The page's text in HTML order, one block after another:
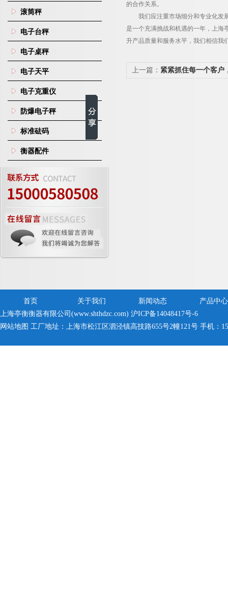
滚筒秤
电子台秤
电子桌秤
电子天平
电子克重仪
防爆电子秤
标准砝码
衡器配件
的合作关系。
我们应注重市场细分和专业化发
是一个充满挑战和机遇的一年，上海
升产品质量和服务水平，我们相信我
上一篇： 紧紧抓住每一个客户
首页 关于我们 新闻动态
产品中心
上海亭衡衡器有限公司(www.shthdzc.com) 沪ICP备14048417号-6
网站地图 工厂地址：上海市松江区泗泾镇高技路655号2幢121号 手机：